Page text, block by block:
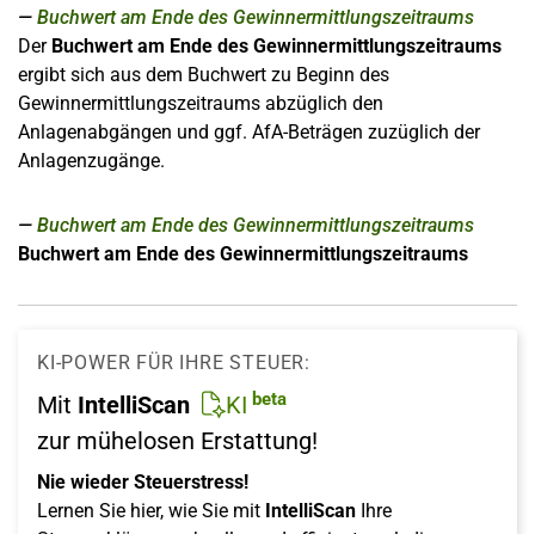
Buchwert am Ende des Gewinnermittlungszeitraums
Der Buchwert am Ende des Gewinnermittlungszeitraums
ergibt sich aus dem Buchwert zu Beginn des
Gewinnermittlungszeitraums abzüglich den
Anlagenabgängen und ggf. AfA-Beträgen zuzüglich der
Anlagenzugänge.
Buchwert am Ende des Gewinnermittlungszeitraums
Buchwert am Ende des Gewinnermittlungszeitraums
KI-POWER FÜR IHRE STEUER:
Mit IntelliScan KI beta
zur mühelosen Erstattung!
Nie wieder Steuerstress!
Lernen Sie hier, wie Sie mit IntelliScan Ihre